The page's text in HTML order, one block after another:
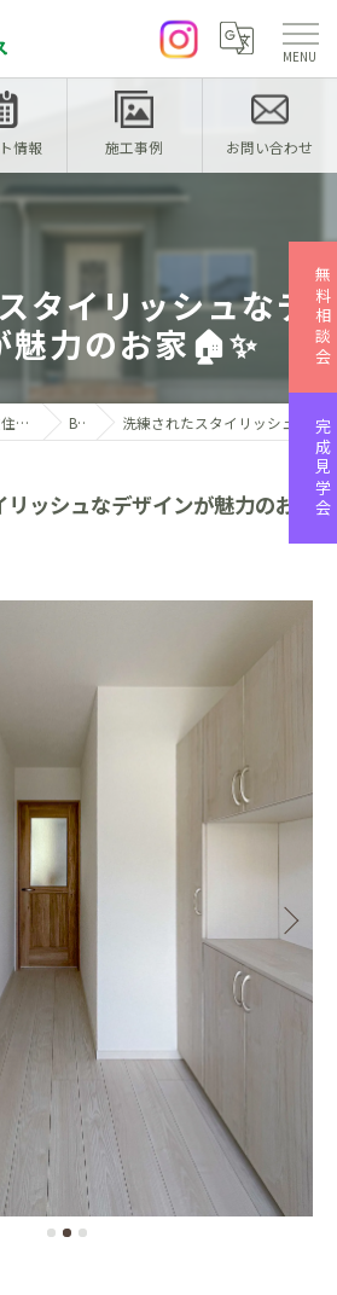
情報 施工事例 お問い合わせ
タイリッシュなデ
魅力のお家🏠✨
福岡県大牟田市の注文住宅なら株式会社インハウス Blog 洗練されたスタイリッシュなデザインが魅力のお家🏠✨
ッシュなデザインが魅力のお
無料相談会
完成見学会